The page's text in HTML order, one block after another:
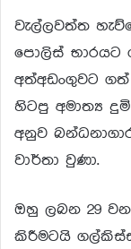
වැල්ලවත්ත
පොලිස් භාරයට
අත්අඩංගුවට
හිටපු අමාත්‍ය
අනුව
වාර්තා වුණා.
ඔහු ලබන 29
කිරීමටයි